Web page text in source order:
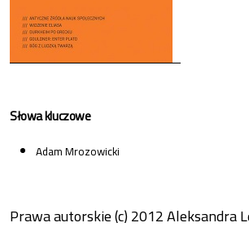
Słowa kluczowe
Adam Mrozowicki
Prawa autorskie (c) 2012 Aleksandra